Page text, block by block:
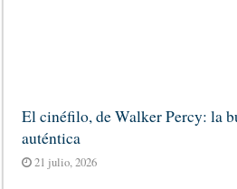
El cinéfilo, de Walker Percy: la
auténtica
21 julio, 2026